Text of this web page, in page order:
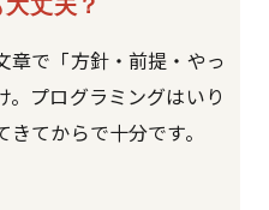
丈夫？
で「方針・前提・やっ
。プログラミングはいり
てからで十分です。